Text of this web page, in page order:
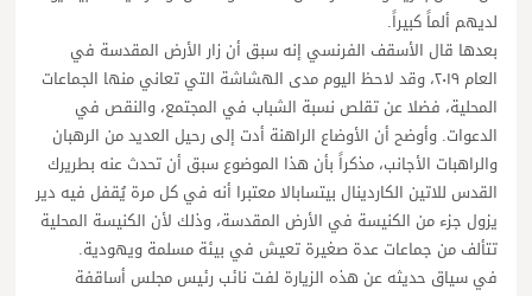
لديهم ألماً كبيراً.
بعدها قال الأسقف الفرنسي إنه سبق أن زار الأرض المقدسة في
العام ٢٠١٩، وقد لاحظ اليوم مدى الهشاشة التي تعاني منها الجماعات
المحلية، فضلا عن تقلص نسبة الشباب في المجتمع، والنقص في
الدعوات. وأوضح أن الأوضاع الراهنة أدت إلى رحيل العديد من الرهبان
والراهبات الأجانب، مذكراً بأن هذا الموضوع سبق أن تحدث عنه بطريرك
القدس للاتين الكاردينال بيتسابالا معتبرا أنه في كل مرة يُقفل فيه دير
يزول جزء من الكنيسة في الأرض المقدسة، وذلك لأن الكنيسة المحلية
تتألف من جماعات عدة صغيرة تعيش في بيئة مسلمة ويهودية.
في سياق حديثه عن هذه الزيارة لفت نائب رئيس مجلس أساقفة